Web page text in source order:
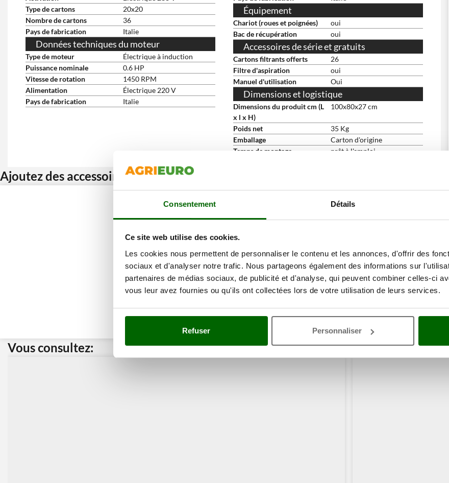
Consentement Détails
Ce site web utilise des cookies.
Les cookies nous permettent de personnaliser le contenu et les annonces, d'offrir des
sociaux et d'analyser notre trafic. Nous partageons également des informations sur
partenaires de médias sociaux, de publicité et d'analyse, qui peuvent combiner celles-ci
vous leur avez fournies ou qu'ils ont collectées lors de votre utilisation de leurs services.
Refuser Personnaliser
Type de cartons
20x20
Nombre de cartons
36
Pays de fabrication
Italie
Données techniques du moteur
Type de moteur
Électrique à induction
Puissance nominale
0.6 HP
Vitesse de rotation
1450 RPM
Alimentation
Électrique 220 V
Pays de fabrication
Italie
Équipement
Chariot (roues et poignées)
oui
Bac de récupération
oui
Accessoires de série et gratuits
Cartons filtrants offerts
26
Filtre d'aspiration
oui
Manuel d'utilisation
Oui
Dimensions et logistique
Dimensions du produit cm (L
x l x H)
100x80x27 cm
Poids net
35 Kg
Emballage
Carton d'origine
Temps de montage
prêt à l'emploi
Ajoutez des accessoires et bénéficiez d’une remise
Vous consultez: Nos clients ont consulté également ces articles: